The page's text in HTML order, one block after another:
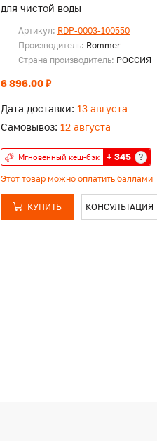
для чистой воды
Артикул: RDP-0003-100550
Производитель: Rommer
Страна производитель: РОССИЯ
6 896.00 ₽
Дата доставки: 13 августа
Самовывоз: 12 августа
Мгновенный кеш-бэк + 345 ?
Этот товар можно оплатить баллами
КУПИТЬ КОНСУЛЬТАЦИЯ